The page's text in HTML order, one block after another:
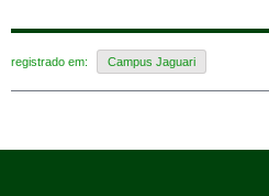
registrado em: Campus Jaguari